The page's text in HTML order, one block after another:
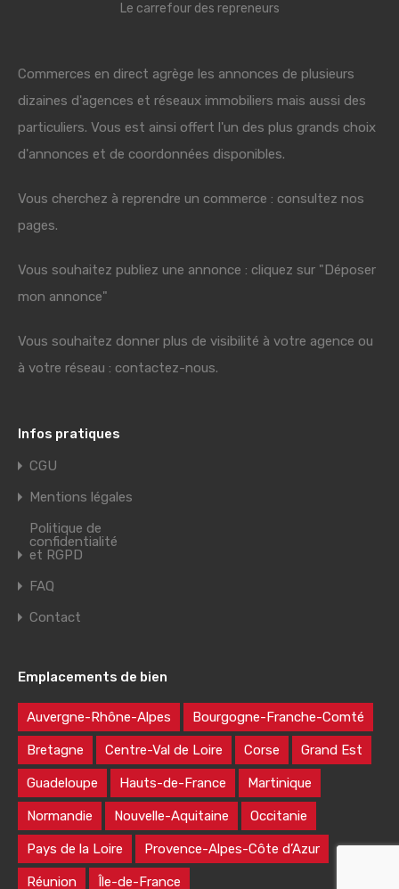
Le carrefour des repreneurs
Commerces en direct agrège les annonces de plusieurs
dizaines d'agences et réseaux immobiliers mais aussi des
particuliers. Vous est ainsi offert l'un des plus grands choix
d'annonces et de coordonnées disponibles.
Vous cherchez à reprendre un commerce : consultez nos
pages.
Vous souhaitez publiez une annonce : cliquez sur "Déposer
mon annonce"
Vous souhaitez donner plus de visibilité à votre agence ou
à votre réseau : contactez-nous.
Infos pratiques
CGU
Mentions légales
Politique de
confidentialité
et RGPD
FAQ
Contact
Emplacements de bien
Auvergne-Rhône-Alpes Bourgogne-Franche-Comté
Bretagne Centre-Val de Loire Corse Grand Est
Guadeloupe Hauts-de-France Martinique
Normandie Nouvelle-Aquitaine Occitanie
Pays de la Loire Provence-Alpes-Côte d’Azur
Réunion Île-de-France